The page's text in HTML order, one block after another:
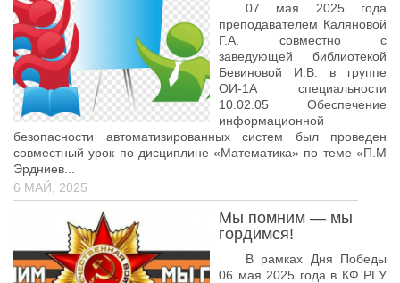
Нормативные документы
Фото галерея
Наши выпускники
НОКО
ФП “Молодые профессионалы”
Лицензирование-2026
09.02.09 Веб-разработка
09.02.13 Интеграция решений с применением
технологий искусственного интеллекта
07 мая 2025 года
преподавателем Каляновой
Г.А. совместно с
заведующей библиотекой
Бевиновой И.В. в группе
ОИ-1А специальности
10.02.05 Обеспечение
информационной
безопасности автоматизированных систем был проведен
совместный урок по дисциплине «Математика» по теме «П.М
Эрдниев...
6 МАЙ, 2025
Мы помним — мы
гордимся!
В рамках Дня Победы
06 мая 2025 года в КФ РГУ